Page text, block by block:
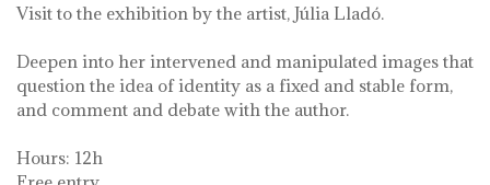
Visit to the exhibition by the artist, Júlia Lladó.
Deepen into her intervened and manipulated images that
question the idea of identity as a fixed and stable form,
and comment and debate with the author.
Hours: 12h